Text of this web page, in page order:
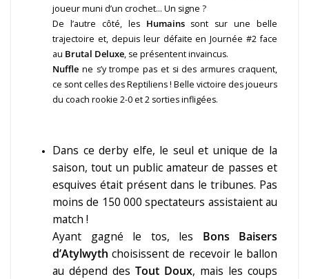
joueur muni d’un crochet… Un signe ?
De l’autre côté, les Humainssont sur une belle
trajectoire et, depuis leur défaite en Journée #2 face
au Brutal Deluxe, se présentent invaincus.
Nuffle ne s’y trompe pas et si des armures craquent,
ce sont celles des Reptiliens ! Belle victoire des joueurs
du coach rookie 2-0 et 2 sorties infligées.
Dans ce derby elfe, le seul et unique de la
saison, tout un public amateur de passes et
esquives était présent dans le tribunes. Pas
moins de 150 000 spectateurs assistaient au
match !
Ayant gagné le tos, les Bons Baisers
d’Atylwyth choisissent de recevoir le ballon
au dépend des Tout Doux, mais les coups